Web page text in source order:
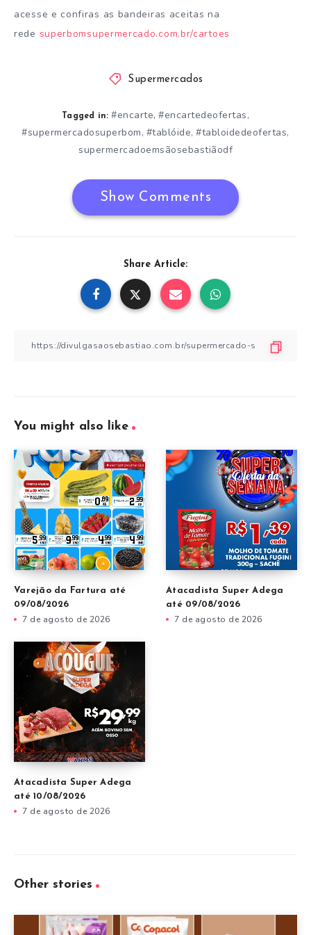
acesse e confiras as bandeiras aceitas na
rede superbomsupermercado.com.br/cartoes
Supermercados
Tagged in: #encarte, #encartedeofertas,
#supermercadosuperbom, #tablóide,#tabloidedeofertas,
supermercadoemsãosebastiãodf
Show Comments
Share Article:
You might also like
Varejão da Fartura até
09/08/2026
7 de agosto de 2026
Atacadista Super Adega
até 09/08/2026
7 de agosto de 2026
Atacadista Super Adega
até 10/08/2026
7 de agosto de 2026
Other stories